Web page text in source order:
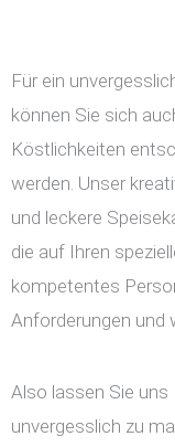
Für ein
können Sie sich
Köstlichkeiten
werden. Unser
und leckere
die auf Ihren
kompetentes
Anforderungen und
Also lassen Sie uns
unvergesslich zu